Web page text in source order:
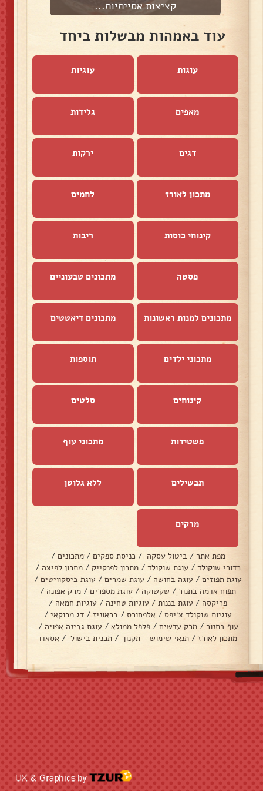
קציצות אסייתיות...
עוד באמהות מבשלות ביחד
עוגות עוגיות
מאפים גלידות
דגים ירקות
מתכון לאורז לחמים
קינוחי כוסות ריבות
פסטה מתכונים טבעוניים
מתכונים למנות ראשונות מתכונים דיאטטים
מתכוני ילדים תוספות
קינוחים סלטים
פשטידות מתכוני עוף
תבשילים ללא גלוטן
מרקים
מפת אתר / ביטול עסקה / כניסת ספקים / מתכונים /
כדורי שוקולד / עוגת שוקולד / מתכון לפנקייק / מתכון לפיצה /
עוגת תפוזים / עוגה בחושה / עוגת שמרים / עוגת ביסקוויטים /
תפוח אדמה בתנור / שקשוקה / עוגת מספרים / מרק אפונה /
פריקסה / עוגת בננות / עוגיות טחינה / עוגיות חמאה /
עוגיות שוקולד צ׳יפס / אלפחורס / בראוניז / דג מרוקאי /
עוף בתנור / מרק עדשים / פלפל ממולא / עוגת גבינה אפויה /
מתכון לאורז / תנאי שימוש - תקנון / תכנית בישול / אסאדו